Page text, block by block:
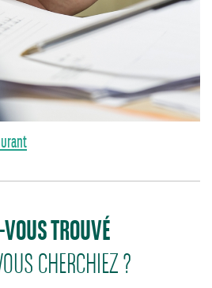
TROUVÉ
CHERCHIEZ ?